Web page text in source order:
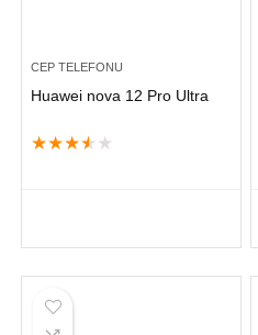
CEP TELEFONU
Huawei nova 12 Pro Ultra
★★★★ ★